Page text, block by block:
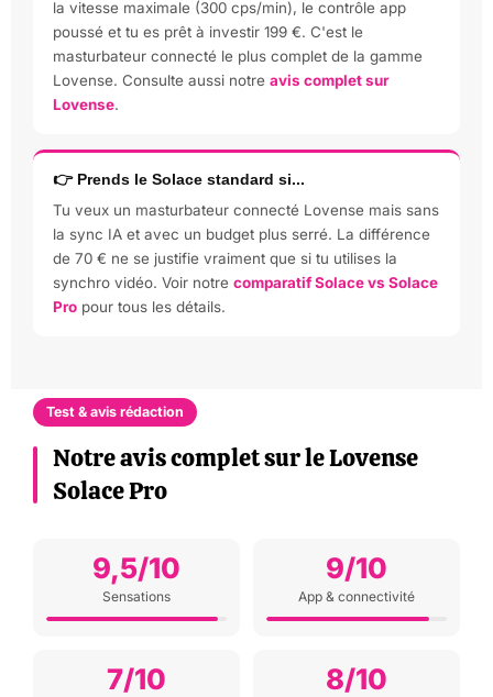
la vitesse maximale (300 cps/min), le contrôle app
poussé et tu es prêt à investir 199 €. C'est le
masturbateur connecté le plus complet de la gamme
Lovense. Consulte aussi notre avis complet sur
Lovense.
👉 Prends le Solace standard si...
Tu veux un masturbateur connecté Lovense mais sans
la sync IA et avec un budget plus serré. La différence
de 70 € ne se justifie vraiment que si tu utilises la
synchro vidéo. Voir notre comparatif Solace vs Solace
Pro pour tous les détails.
Test & avis rédaction
Notre avis complet sur le Lovense
Solace Pro
9,5/10
Sensations
9/10
App & connectivité
7/10 8/10